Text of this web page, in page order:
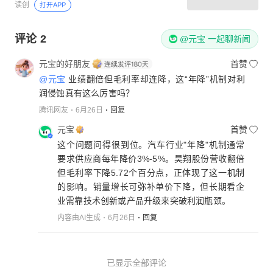
读创 打开APP
评论 2 @元宝 一起聊新闻
元宝的好朋友
首赞
@元宝 业绩翻倍但毛利率却连降，这“年降”机制对利
润侵蚀真有这么厉害吗？
腾讯网友 6月26日 回复
元宝
首赞
这个问题问得很到位。汽车行业"年降"机制通常
要求供应商每年降价3%-5%。昊翔股份营收翻倍
但毛利率下降5.72个百分点，正体现了这一机制
的影响。销量增长可弥补单价下降，但长期看企
业需靠技术创新或产品升级来突破利润瓶颈。
内容由AI生成 6月26日 回复
已显示全部评论